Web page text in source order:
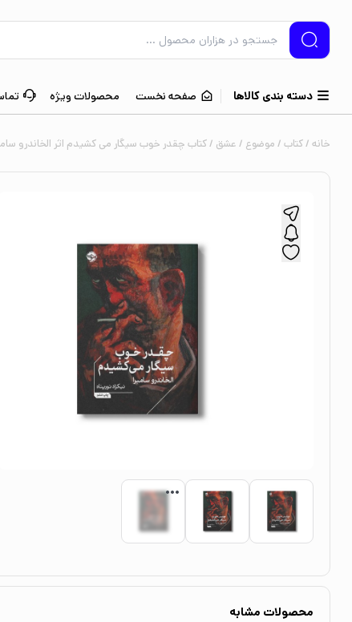
دسته بندی کالاها صفحه نخست محصولات ویژه
خانه/کتاب/ موضوع / عشق / کتاب چقدر خوب سیگار می کشیدم اثر الخاندرو
محصولات مشابه